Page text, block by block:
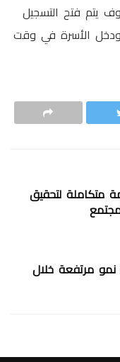
يتم فتح التسجيل
ودخل الأسرة في وقت
متكاملة لتحقيق
مرتفعة خلال